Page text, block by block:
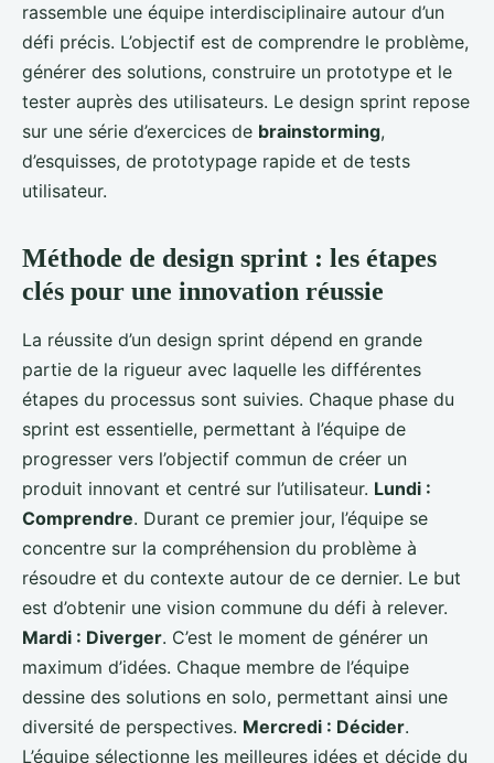
rassemble une équipe interdisciplinaire autour d’un
défi précis. L’objectif est de comprendre le problème,
générer des solutions, construire un prototype et le
tester auprès des utilisateurs. Le design sprint repose
sur une série d’exercices de brainstorming,
d’esquisses, de prototypage rapide et de tests
utilisateur.
Méthode de design sprint : les étapes
clés pour une innovation réussie
La réussite d’un design sprint dépend en grande
partie de la rigueur avec laquelle les différentes
étapes du processus sont suivies. Chaque phase du
sprint est essentielle, permettant à l’équipe de
progresser vers l’objectif commun de créer un
produit innovant et centré sur l’utilisateur. Lundi :
Comprendre. Durant ce premier jour, l’équipe se
concentre sur la compréhension du problème à
résoudre et du contexte autour de ce dernier. Le but
est d’obtenir une vision commune du défi à relever.
Mardi : Diverger. C’est le moment de générer un
maximum d’idées. Chaque membre de l’équipe
dessine des solutions en solo, permettant ainsi une
diversité de perspectives. Mercredi : Décider.
L’équipe sélectionne les meilleures idées et décide du